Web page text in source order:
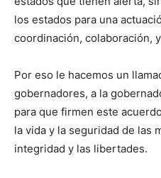
los estados para una
coordinación, colaboración,
Por eso le hacemos un
gobernadores, a la
para que firmen este
la vida y la seguridad de las
integridad y las libertades.